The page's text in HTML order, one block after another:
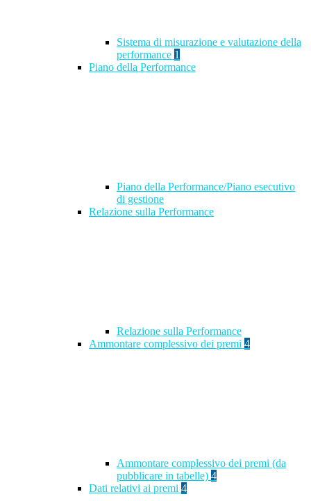
Sistema di misurazione e valutazione della
performance 1
Piano della Performance
Piano della Performance/Piano esecutivo
di gestione
Relazione sulla Performance
Relazione sulla Performance
Ammontare complessivo dei premi 4
Ammontare complessivo dei premi (da
pubblicare in tabelle) 4
Dati relativi ai premi 4